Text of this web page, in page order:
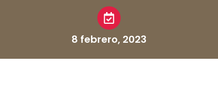
8 febrero, 2023